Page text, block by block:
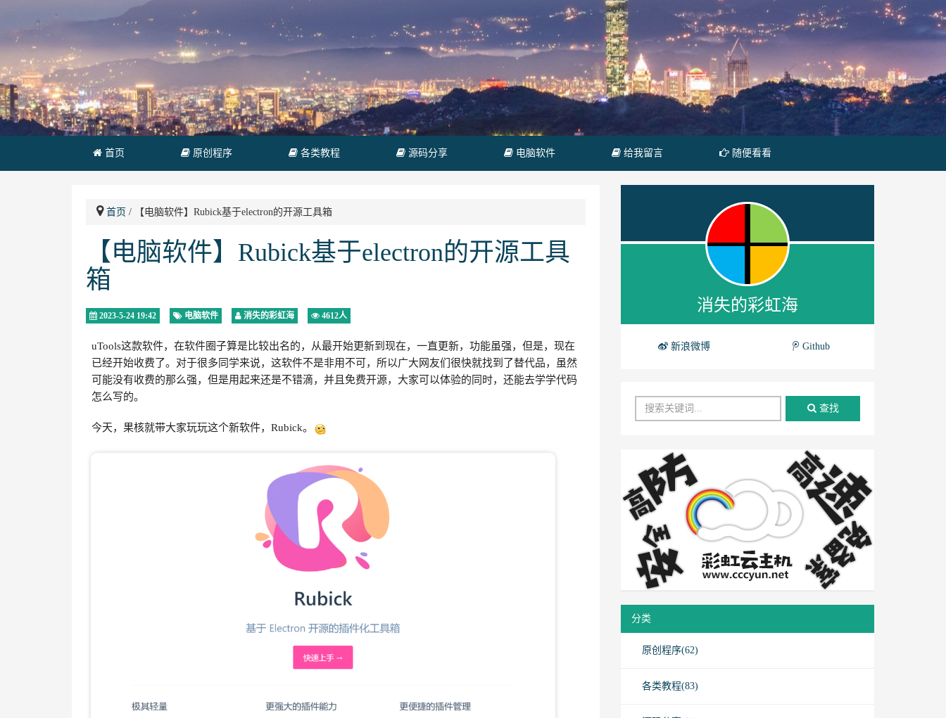
首页 原创程序 各类教程 源码分享 电脑软件 给我留言 随便看看
首页 / 【电脑软件】Rubick基于electron的开源工具箱
【电脑软件】Rubick基于electron的开源工具
箱
2023-5-24 19:42 电脑软件 消失的彩虹海 4612人
uTools这款软件，在软件圈子算是比较出名的，从最开始更新到现在，一直更新，功能虽强，但是，现在
已经开始收费了。对于很多同学来说，这软件不是非用不可，所以广大网友们很快就找到了替代品，虽然
可能没有收费的那么强，但是用起来还是不错滴，并且免费开源，大家可以体验的同时，还能去学学代码
怎么写的。
今天，果核就带大家玩玩这个新软件，Rubick。
消失的彩虹海
新浪微博 Github
查找
分类
原创程序(62)
各类教程(83)